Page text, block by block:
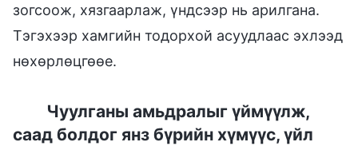
зогсоож, хязгаарлаж, үндсээр нь арилгана.
Тэгэхээр хамгийн тодорхой асуудлаас эхлээд
нөхөрлөцгөөе.
Чуулганы амьдралыг үймүүлж,
саад болдог янз бүрийн хүмүүс, үйл